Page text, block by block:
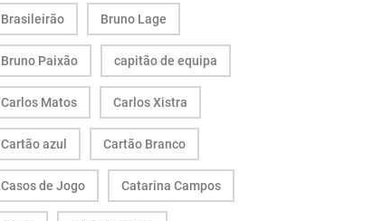
Brasileirão Bruno Lage
Bruno Paixão capitão de equipa
Carlos Matos Carlos Xistra
Cartão azul Cartão Branco
Casos de Jogo Catarina Campos